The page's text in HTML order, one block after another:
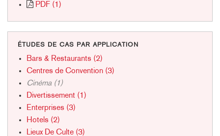
PDF (1)
ÉTUDES DE CAS PAR APPLICATION
Bars & Restaurants (2)
Centres de Convention (3)
Cinéma (1)
Divertissement (1)
Enterprises (3)
Hotels (2)
Lieux De Culte (3)